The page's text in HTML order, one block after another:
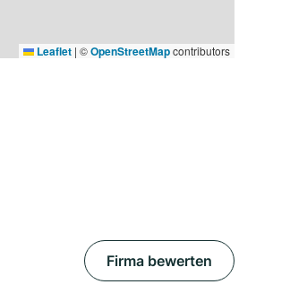
Leaflet | ©OpenStreetMapcontributors
Firma bewerten